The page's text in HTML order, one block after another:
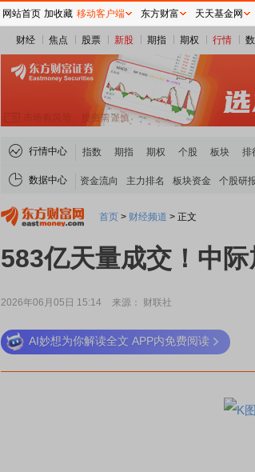
财经 焦点 股票 新股 期指 期权 行情
行情中心 指数 期指 期权 个股 板块 排
数据中心 资金流向 主力排名 板块资金 个股研
首页 > 财经频道 > 正文
583亿天量成交！中
2026年06月05日 15:14 来源： 财联社
AI妙想为你解读全文 APP内免费阅读
稀土板块
网站首页 加收藏 移动客户端 东方财富 天天基金网